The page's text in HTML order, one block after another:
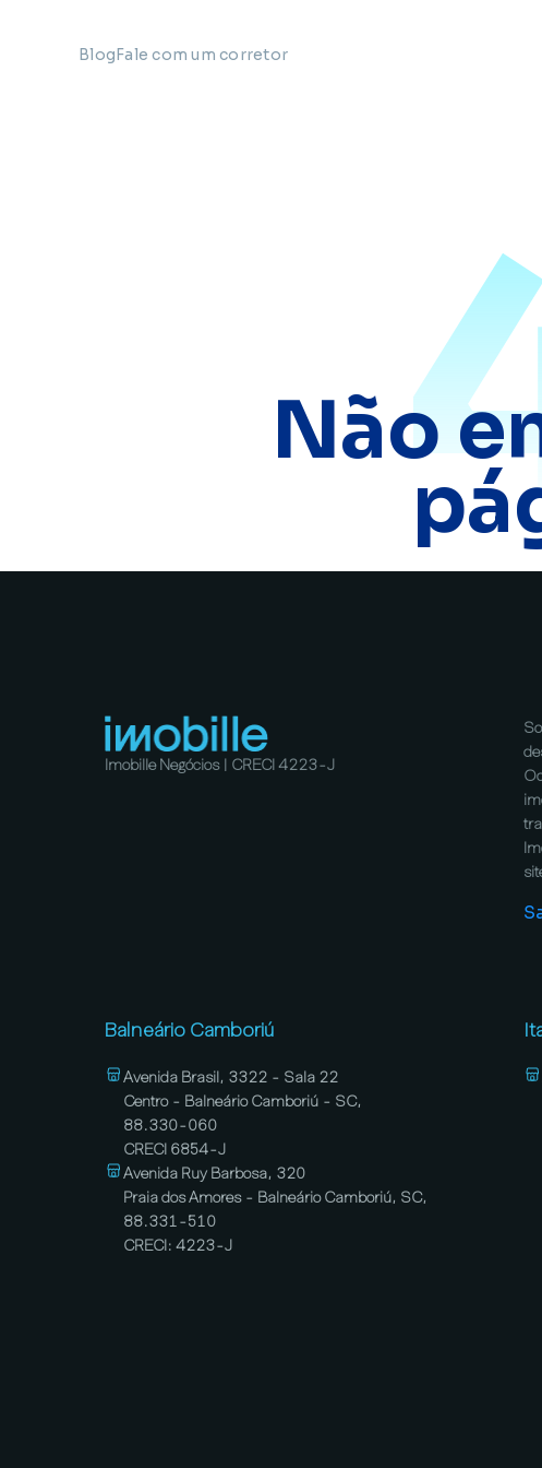
BlogFale com um corretor
Não
Imobille Negócios | CRECI 4223-J
Balneário Camboriú
Avenida Brasil, 3322 - Sala 22
Centro - Balneário Camboriú - SC,
88.330-060
CRECI 6854-J
Avenida Ruy Barbosa, 320
Praia dos Amores - Balneário Camboriú, SC,
88.331-510
CRECI: 4223-J